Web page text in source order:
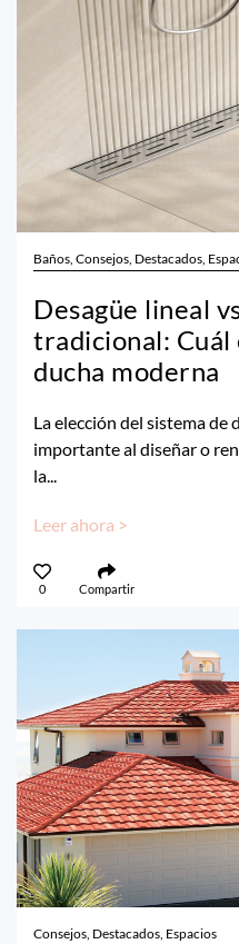
Baños, Consejos, Destacados,
Desagüe lineal
tradicional: Cuál
ducha moderna
La elección del sistema de
importante al diseñar o
la...
Leer ahora >
0 Compartir
Consejos, Destacados, Espacios